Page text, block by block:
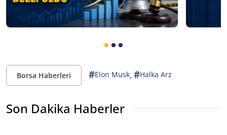
Borsa Haberleri #Elon Musk, #Halka Arz
Son Dakika Haberler